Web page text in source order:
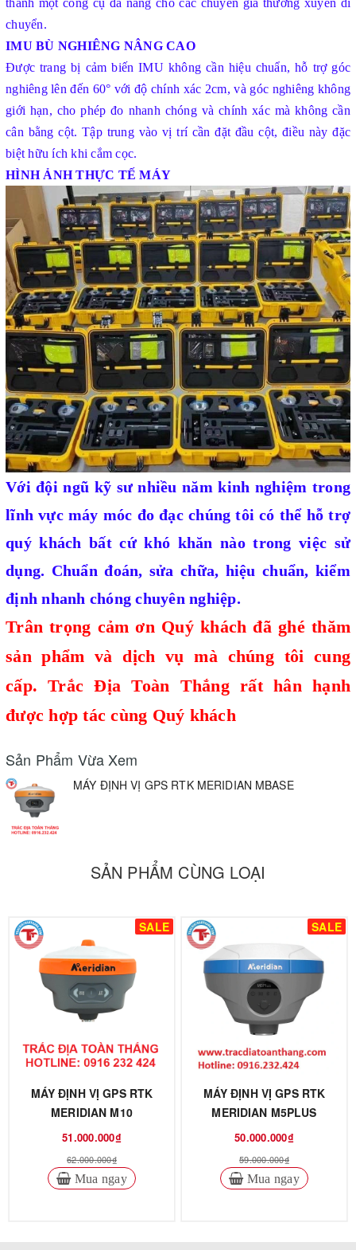
chuyển.
IMU BÙ NGHIÊNG NÂNG CAO
Được trang bị cảm biến IMU không cần hiệu chuẩn, hỗ trợ góc
nghiêng lên đến 60° với độ chính xác 2cm, và góc nghiêng không
giới hạn, cho phép đo nhanh chóng và chính xác mà không cần
cân bằng cột. Tập trung vào vị trí cần đặt đầu cột, điều này đặc
biệt hữu ích khi cắm cọc.
HÌNH ẢNH THỰC TẾ MÁY
Với đội ngũ kỹ sư nhiều năm kinh nghiệm trong
lĩnh vực máy móc đo đạc chúng tôi có thể hỗ trợ
quý khách bất cứ khó khăn nào trong việc sử
dụng. Chuẩn đoán, sửa chữa, hiệu chuẩn, kiểm
định nhanh chóng chuyên nghiệp.
Trân trọng cảm ơn Quý khách đã ghé thăm
sản phẩm và dịch vụ mà chúng tôi cung
cấp.Trắc Địa Toàn Thắngrất hân hạnh
được hợp tác cùng Quý khách
Sản Phẩm Vừa Xem
MÁY ĐỊNH VỊ GPS RTK MERIDIAN MBASE
SẢN PHẨM CÙNG LOẠI
SALE
MÁY ĐỊNH VỊ GPS RTK
MERIDIAN M10
51.000.000₫
62.000.000₫
Mua ngay
SALE
MÁY ĐỊNH VỊ GPS RTK
MERIDIAN M5PLUS
50.000.000₫
59.000.000₫
Mua ngay